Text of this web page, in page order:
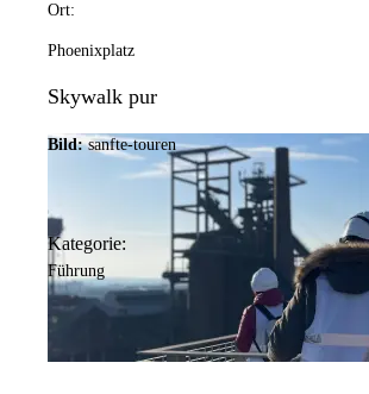
Ort:
Phoenixplatz
Skywalk pur
Bild: sanfte-touren
Kategorie:
Führung